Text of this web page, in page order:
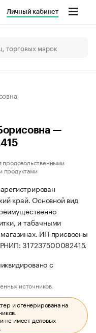
Личный кабинет
—
продовольственными
продуктами
край. Основной вид
и табачными
ИП присвоены
317237500082415.
с
источников.
и сгенерирована на
не имеет деловых